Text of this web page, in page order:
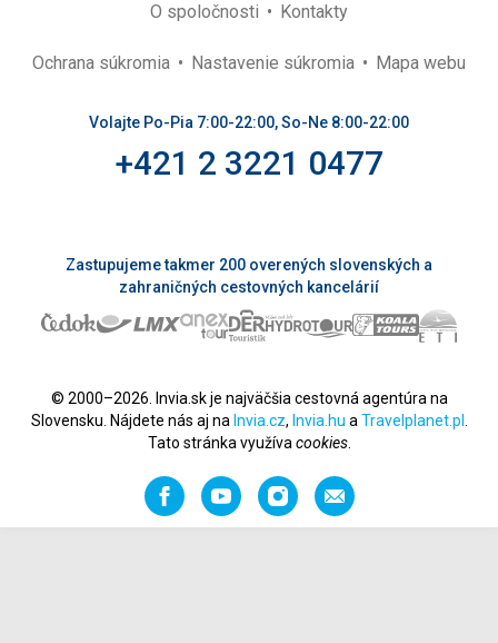
O spoločnosti
Kontakty
Ochrana súkromia Nastavenie súkromia Mapa webu
Volajte Po-Pia 7:00-22:00, So-Ne 8:00-22:00
+421 2 3221 0477
Zastupujeme takmer 200 overených slovenských a
zahraničných cestovných kancelárií
© 2000–2026. Invia.sk je najväčšia cestovná agentúra na
Slovensku. Nájdete nás aj na Invia.cz, Invia.hu a Travelplanet.pl
Tato stránka využíva cookies.
FacebookYouTubeInstagramOdporučiť